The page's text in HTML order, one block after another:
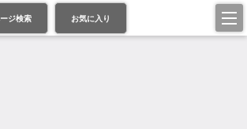
ジ検索 お気に入り